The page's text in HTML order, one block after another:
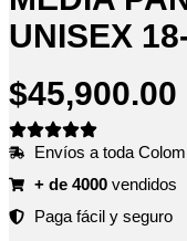
UNISEX
$45,900.00
Envíos a toda
+ de 4000vendidos
Paga fácil y seguro